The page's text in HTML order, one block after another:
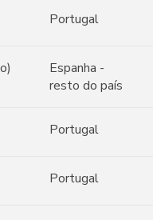
Portugal
Espanha -
resto do país
Portugal
Portugal